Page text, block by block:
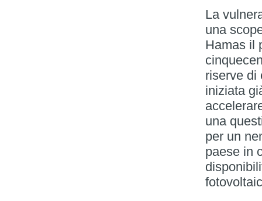
La
una
Hamas il
riserve di
iniziata
una
per un
paese in